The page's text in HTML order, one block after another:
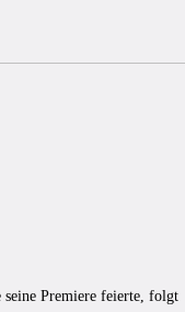
seine Premiere feierte, folgt